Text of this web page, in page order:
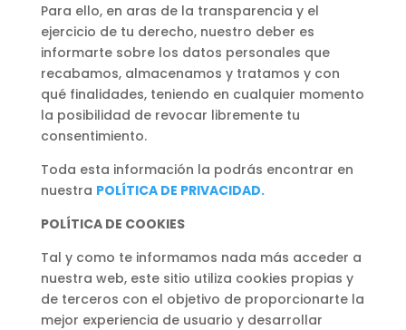
Para ello, en aras de la transparencia y el
ejercicio de tu derecho, nuestro deber es
informarte sobre los datos personales que
recabamos, almacenamos y tratamos y con
qué finalidades, teniendo en cualquier momento
la posibilidad de revocar libremente tu
consentimiento.
Toda esta información la podrás encontrar en
nuestra POLÍTICA DE PRIVACIDAD.
POLÍTICA DE COOKIES
Tal y como te informamos nada más acceder a
nuestra web, este sitio utiliza cookies propias y
de terceros con el objetivo de proporcionarte la
mejor experiencia de usuario y desarrollar